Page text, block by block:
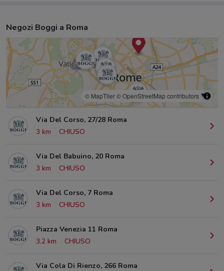
Negozi Boggi a Roma
© MapTiler© OpenStreetMap contributors
Via Del Corso, 27/28 Roma
3 km
CHIUSO
Via Del Babuino, 20 Roma
3 km
CHIUSO
Via Del Corso, 7 Roma
3 km
CHIUSO
Piazza Venezia 11 Roma
3.2 km
CHIUSO
Via Cola Di Rienzo, 266 Roma